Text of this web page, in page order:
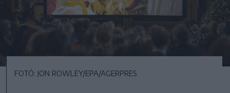
FOTÓ: JON ROWLEY/EPA/AGERPRES